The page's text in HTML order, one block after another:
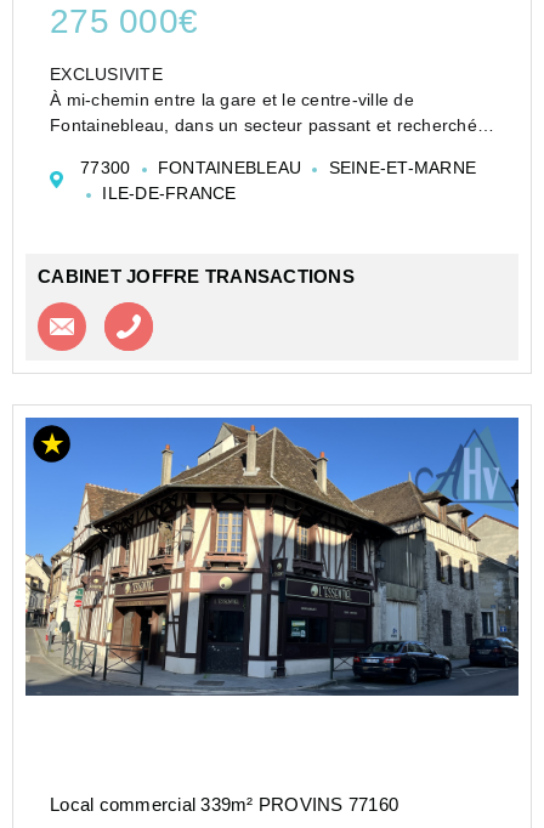
275 000€
EXCLUSIVITE
À mi-chemin entre la gare et le centre-ville de
Fontainebleau, dans un secteur passant et recherché.
Possibilité de rachat du fonds. Nous consulter.
Beau local de 81 m2, réparti sur deux niv...
77300 FONTAINEBLEAU
SEINE-ET-MARNE
ILE-DE-FRANCE
CABINET JOFFRE TRANSACTIONS
Contacter l'agence
Local commercial 339m² PROVINS 77160